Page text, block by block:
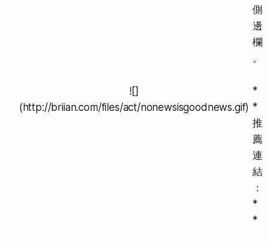
側
邊
欄
。
![]
(http://briian.com/files/act/nonewsisgoodnews.gif)
*
*
推
薦
連
結
：
*
*